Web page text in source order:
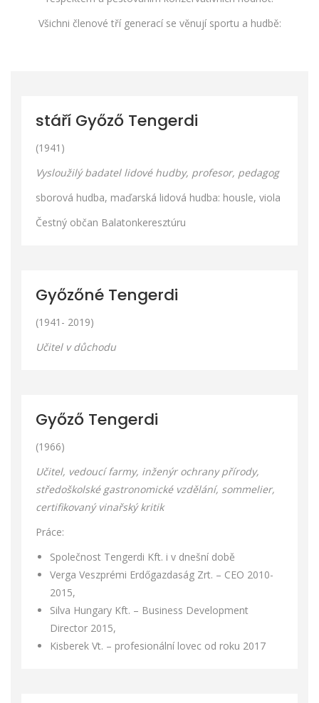
Všichni členové tří generací se věnují sportu a hudbě:
stáří Győző Tengerdi
(1941)
Vysloužilý badatel lidové hudby, profesor, pedagog
sborová hudba, maďarská lidová hudba: housle, viola
Čestný občan Balatonkeresztúru
Győzőné Tengerdi
(1941- 2019)
Učitel v důchodu
Győző Tengerdi
(1966)
Učitel, vedoucí farmy, inženýr ochrany přírody,
středoškolské gastronomické vzdělání, sommelier,
certifikovaný vinařský kritik
Práce:
Společnost Tengerdi Kft. i v dnešní době
Verga Veszprémi Erdőgazdaság Zrt. – CEO 2010-
2015,
Silva Hungary Kft. – Business Development
Director 2015,
Kisberek Vt. – profesionální lovec od roku 2017